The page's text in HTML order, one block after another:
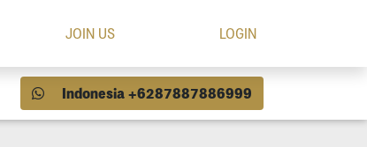
JOIN US LOGIN
Indonesia +6287887886999